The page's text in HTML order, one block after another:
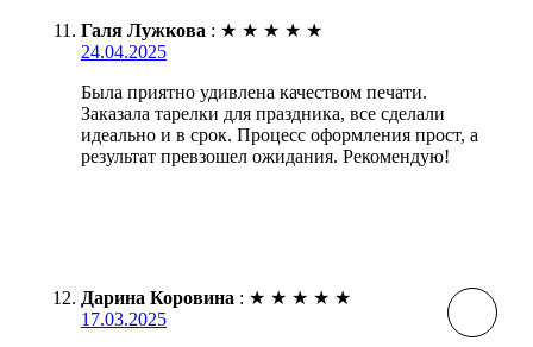
Галя Лужкова : ★ ★ ★ ★ ★
24.04.2025
Была приятно удивлена качеством печати.
Заказала тарелки для праздника, все сделали
идеально и в срок. Процесс оформления прост, а
результат превзошел ожидания. Рекомендую!
Дарина Коровина : ★ ★ ★ ★ ★
17.03.2025